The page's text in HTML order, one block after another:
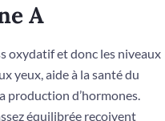
A
oxydatif et donc les niveaux
yeux, aide à la santé du
production d’hormones.
équilibrée reçoivent